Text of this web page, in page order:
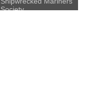
Society